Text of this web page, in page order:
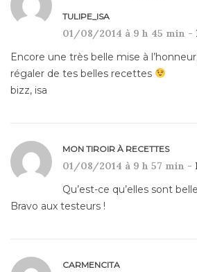
TULIPE_ISA
01/08/2014 à 9 h 45 min -
Encore une très belle mise à
régaler de tes belles recettes
bizz, isa
MON TIROIR À RECETTES
01/08/2014 à 9 h 57 min -
Qu’est-ce qu’elles sont
Bravo aux testeurs !
CARMENCITA